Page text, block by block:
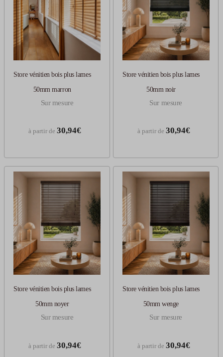
Store vénitien bois plus lames
50mm marron
Sur mesure
à partir de 30,94€
Store vénitien bois plus lames
50mm noir
Sur mesure
à partir de 30,94€
Store vénitien bois plus lames
50mm noyer
Sur mesure
à partir de 30,94€
Store vénitien bois plus lames
50mm wenge
Sur mesure
à partir de 30,94€